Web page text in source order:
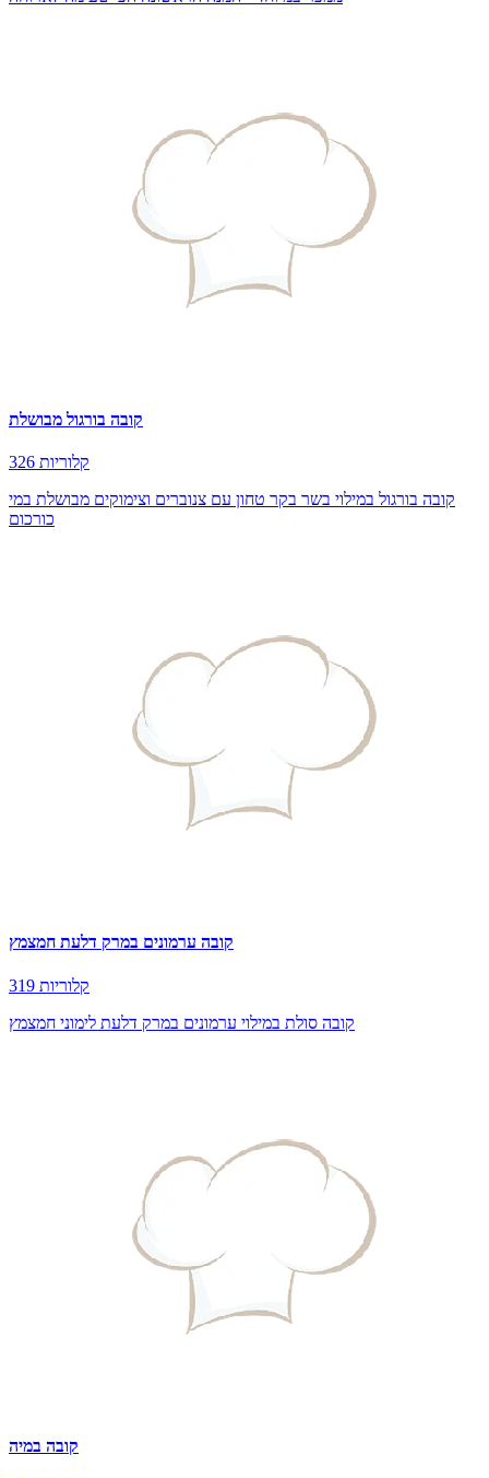
קובה בורגול מבושלת
326 קלוריות
קובה בורגול במילוי בשר בקר טחון עם צנוברים וצימוקים מבושלת במי
כורכום
קובה ערמונים במרק דלעת חמצמץ
319 קלוריות
קובה סולת במילוי ערמונים במרק דלעת לימוני חמצמץ
קובה במיה